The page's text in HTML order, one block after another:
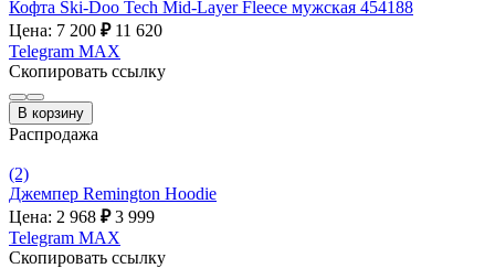
Кофта Ski-Doo Tech Mid-Layer Fleece мужская 454188
Цена: 7 200 ₽ 11 620
Telegram MAX
Скопировать ссылку
В корзину
Распродажа
(2)
Джемпер Remington Hoodie
Цена: 2 968 ₽ 3 999
Telegram MAX
Скопировать ссылку